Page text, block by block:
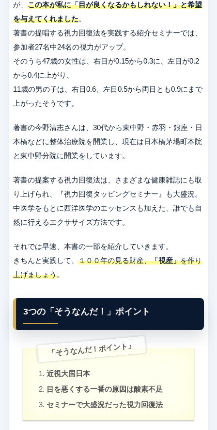
が、 この本が私に「目が良くなるかもしれない！」と希望
を与えてくれました。
著書の提唱する視力回復法を実践する紹介セミナーでは、
参加者27名中24名の視力がアップ。
そのうち47歳の女性は、右目が0.15から0.3に、左目が0.2
から0.4に上がり、
11歳の男の子は、右目0.6、左目0.5から両目とも0.9にまで
上がったそうです。
著書の今野清志さんは、30代から東中野・赤羽・銀座・日
本橋などに整体治療院を開業し、現在は日本橋茅場町本院
と東中野分院に開業をしています。
著書の提案する視力回復法は、さまざまな健康雑誌にも取
り上げられ、『視力回復タッピングセミナー』も大盛況。
中医学をもとに西洋医学のエッセンスも加えた、誰でも自
然に行えるエクササイズ方法です。
それでは早速、本書の一部を紹介していきます。
きちんと実践して、 １００年の見る財産、「視産」を作り
上げましょう。
3つの「そうなんだ！」ポイント
「そうなんだ！ポイント」
近視大国日本
目を悪くする一番の原因は酸素不足
セミナーで大盛況だった視力回復法